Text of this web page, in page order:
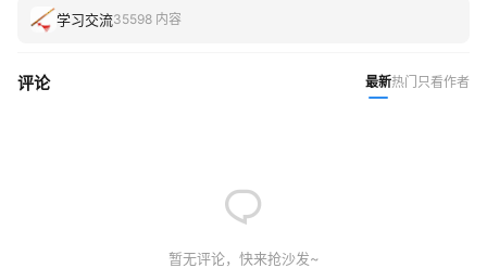
学习交流35598 内容
评论 最新热门 只看作者
暂无评论，快来抢沙发~